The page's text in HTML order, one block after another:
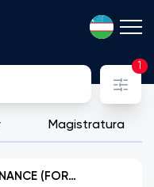
1
Magistratura
(FOR